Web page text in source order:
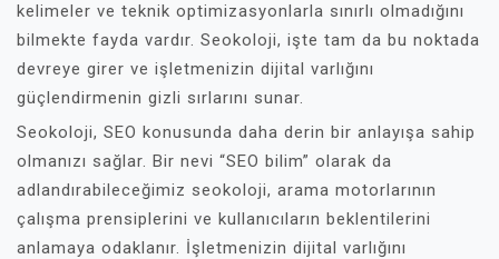
kelimeler ve teknik optimizasyonlarla sınırlı olmadığını
bilmekte fayda vardır. Seokoloji, işte tam da bu noktada
devreye girer ve işletmenizin dijital varlığını
güçlendirmenin gizli sırlarını sunar.
Seokoloji, SEO konusunda daha derin bir anlayışa sahip
olmanızı sağlar. Bir nevi “SEO bilim” olarak da
adlandırabileceğimiz seokoloji, arama motorlarının
çalışma prensiplerini ve kullanıcıların beklentilerini
anlamaya odaklanır. İşletmenizin dijital varlığını